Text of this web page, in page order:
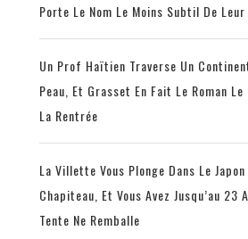
Porte Le Nom Le Moins Subtil De
Un Prof Haïtien Traverse Un
Peau, Et Grasset En Fait Le Roman
La Rentrée
La Villette Vous Plonge Dans Le Japon
Chapiteau, Et Vous Avez Jusqu’au 23
Tente Ne Remballe